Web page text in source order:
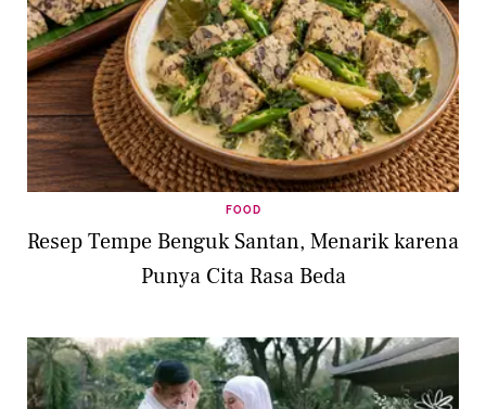
FOOD
Resep Tempe Benguk Santan, Menarik karena
Punya Cita Rasa Beda